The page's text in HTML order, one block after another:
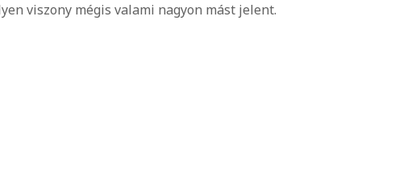
viszony mégis valami nagyon mást jelent.